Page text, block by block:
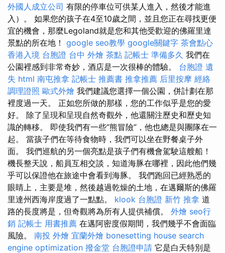
外國人成立公司 有限的停車位可供某人進入，然後才能進
入）。 如果您的孩子在4至10歲之間，並且您正在尋找更便
宜的機會，那麼Legoland就是您和其他受歡迎的佛羅里達
景點的所在地！ google seo教學 google關鍵字 茶會點心
香港入境 台胞證 台中 外燴 茶點 記帳士 準備多久 我們在
公園裡感到非常奇妙，酒店是一次很棒的體驗。 台胞證 遺
失 html 南屯推拿 記帳士 推薦書 推拿推薦 后里按摩 經絡
調理證照 歐式外燴 我們建議您選擇一個公園，併計劃在那
裡度過一天。 正如您所做的那樣，您的工作似乎是您的愛
好。 除了呈現和呈現自然奇觀外，他還關注歷史和歷史知
識的轉移。 即使我們有一些“熊冒險”，他也總是與團隊在一
起。 當孩子們在等待食物時，我們可以坐在野餐桌子外
面。 我們巡航的另一個亮點是孩子們有機會駕駛這艘船！
機長整天說，船員互相交談，知道海豚在哪裡，因此他們幾
乎可以保證他在旅途中會看到海豚。 我們跑回已經熟悉的
眼睛上，主要是堆，然後越過乾燥的土地，在邁爾斯的佛羅
里達州西海岸度過了一點點。 klook 台胞證 新竹 推拿 道
路的長度將是，但奇觀將為所有人提供補償。 外燴 seo行
銷 記帳士 用書推薦 在邁阿密度假期間，我們幾乎不會面臨
風險。 南投 外燴 宜蘭外燴 bonesetting house search
engine optimization 撥金堂 台胞證申請 它是白天特別是